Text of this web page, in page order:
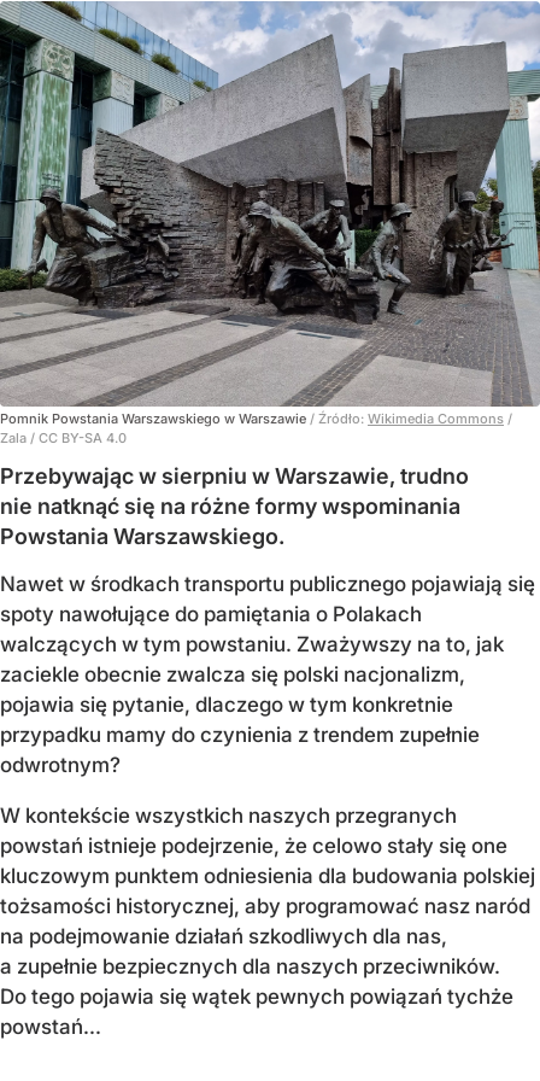
Pomnik Powstania Warszawskiego w Warszawie / Źródło: Wikimedia Commons /
Zala / CC BY-SA 4.0
Przebywając w sierpniu w Warszawie, trudno
nie natknąć się na różne formy wspominania
Powstania Warszawskiego.
Nawet w środkach transportu publicznego pojawiają się
spoty nawołujące do pamiętania o Polakach
walczących w tym powstaniu. Zważywszy na to, jak
zaciekle obecnie zwalcza się polski nacjonalizm,
pojawia się pytanie, dlaczego w tym konkretnie
przypadku mamy do czynienia z trendem zupełnie
odwrotnym?
W kontekście wszystkich naszych przegranych
powstań istnieje podejrzenie, że celowo stały się one
kluczowym punktem odniesienia dla budowania polskiej
tożsamości historycznej, aby programować nasz naród
na podejmowanie działań szkodliwych dla nas,
a zupełnie bezpiecznych dla naszych przeciwników.
Do tego pojawia się wątek pewnych powiązań tychże
powstań...